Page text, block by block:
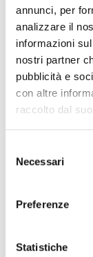
annunci, per
analizzare il
informazioni
nostri partner
pubblicità e
con altre
raccolto dal
delNecessari
Preferenze
Statistiche
di Pierluigi Dorotei